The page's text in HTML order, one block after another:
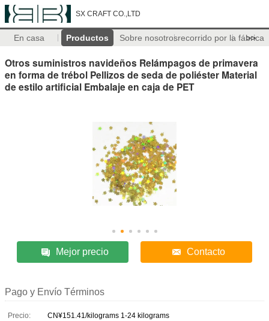
SX CRAFT CO.,LTD
En casa Productos Sobre nosotrosrecorrido por la fábrica
>>
Otros suministros navideños Relámpagos de primavera
en forma de trébol Pellizos de seda de poliéster Material
de estilo artificial Embalaje en caja de PET
Mejor precio Contacto
Pago y Envío Términos
Precio: CN¥151.41/kilograms 1-24 kilograms